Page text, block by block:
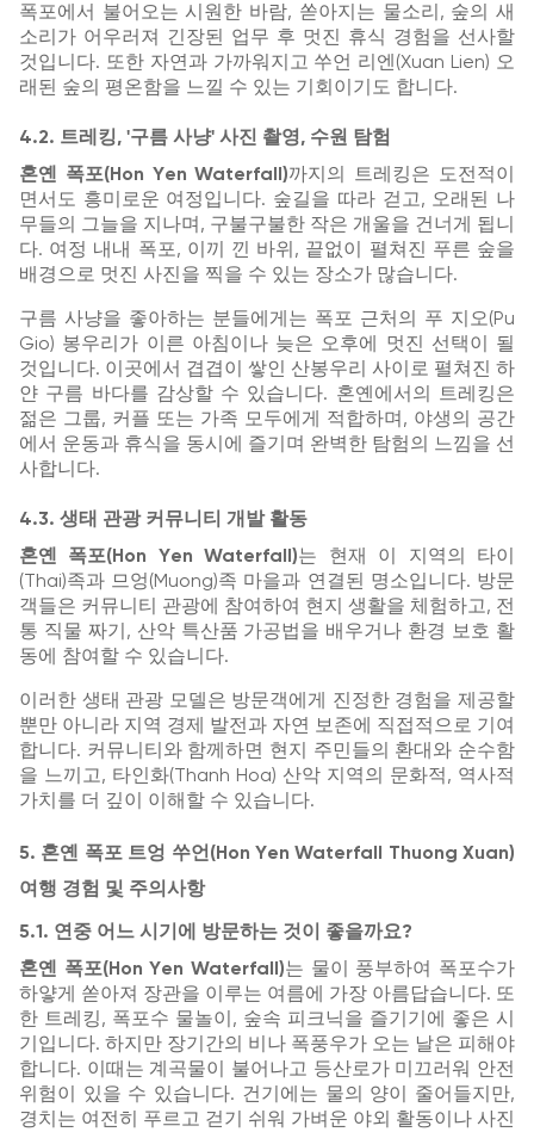
폭포에서 불어오는 시원한 바람, 쏟아지는 물소리, 숲의 새
소리가 어우러져 긴장된 업무 후 멋진 휴식 경험을 선사할
것입니다. 또한 자연과 가까워지고 쑤언 리엔(Xuan Lien) 오
래된 숲의 평온함을 느낄 수 있는 기회이기도 합니다.
4.2. 트레킹, '구름 사냥' 사진 촬영, 수원 탐험
혼옌 폭포(Hon Yen Waterfall)까지의 트레킹은 도전적이
면서도 흥미로운 여정입니다. 숲길을 따라 걷고, 오래된 나
무들의 그늘을 지나며, 구불구불한 작은 개울을 건너게 됩니
다. 여정 내내 폭포, 이끼 낀 바위, 끝없이 펼쳐진 푸른 숲을
배경으로 멋진 사진을 찍을 수 있는 장소가 많습니다.
구름 사냥을 좋아하는 분들에게는 폭포 근처의 푸 지오(Pu
Gio) 봉우리가 이른 아침이나 늦은 오후에 멋진 선택이 될
것입니다. 이곳에서 겹겹이 쌓인 산봉우리 사이로 펼쳐진 하
얀 구름 바다를 감상할 수 있습니다. 혼옌에서의 트레킹은
젊은 그룹, 커플 또는 가족 모두에게 적합하며, 야생의 공간
에서 운동과 휴식을 동시에 즐기며 완벽한 탐험의 느낌을 선
사합니다.
4.3. 생태 관광 커뮤니티 개발 활동
혼옌 폭포(Hon Yen Waterfall)는 현재 이 지역의 타이
(Thai)족과 므엉(Muong)족 마을과 연결된 명소입니다. 방문
객들은 커뮤니티 관광에 참여하여 현지 생활을 체험하고, 전
통 직물 짜기, 산악 특산품 가공법을 배우거나 환경 보호 활
동에 참여할 수 있습니다.
이러한 생태 관광 모델은 방문객에게 진정한 경험을 제공할
뿐만 아니라 지역 경제 발전과 자연 보존에 직접적으로 기여
합니다. 커뮤니티와 함께하면 현지 주민들의 환대와 순수함
을 느끼고, 타인화(Thanh Hoa) 산악 지역의 문화적, 역사적
가치를 더 깊이 이해할 수 있습니다.
5. 혼옌 폭포 트엉 쑤언(Hon Yen Waterfall Thuong Xuan)
여행 경험 및 주의사항
5.1. 연중 어느 시기에 방문하는 것이 좋을까요?
혼옌 폭포(Hon Yen Waterfall)는 물이 풍부하여 폭포수가
하얗게 쏟아져 장관을 이루는 여름에 가장 아름답습니다. 또
한 트레킹, 폭포수 물놀이, 숲속 피크닉을 즐기기에 좋은 시
기입니다. 하지만 장기간의 비나 폭풍우가 오는 날은 피해야
합니다. 이때는 계곡물이 불어나고 등산로가 미끄러워 안전
위험이 있을 수 있습니다. 건기에는 물의 양이 줄어들지만,
경치는 여전히 푸르고 걷기 쉬워 가벼운 야외 활동이나 사진